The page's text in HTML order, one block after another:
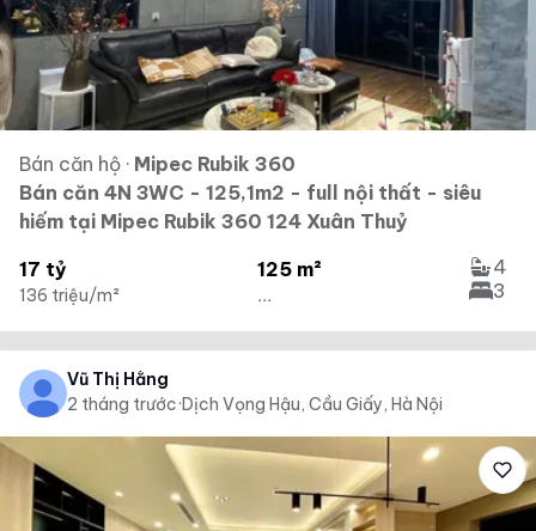
Bán căn hộ · Mipec Rubik 360
Bán căn 4N 3WC - 125,1m2 - full nội thất - siêu
hiếm tại Mipec Rubik 360 124 Xuân Thuỷ
17 tỷ
136 triệu/m²
125 m²
...
4
3
Vũ Thị Hằng
2 tháng trước·Dịch Vọng Hậu, Cầu Giấy, Hà Nội